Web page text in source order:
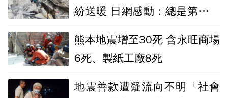
紛送暖 日網感動：總是第一個
熊本地震增至30死 含永旺商場
6死、製紙工廠8死
地震善款遭疑流向不明「社會